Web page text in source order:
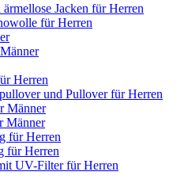
Jacken für Herren
für Herren
Herren
und Pullover für Herren
Männer
Männer
für Herren
für Herren
UV-Filter für Herren